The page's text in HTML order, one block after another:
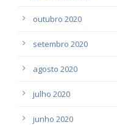
outubro 2020
setembro 2020
agosto 2020
julho 2020
junho 2020